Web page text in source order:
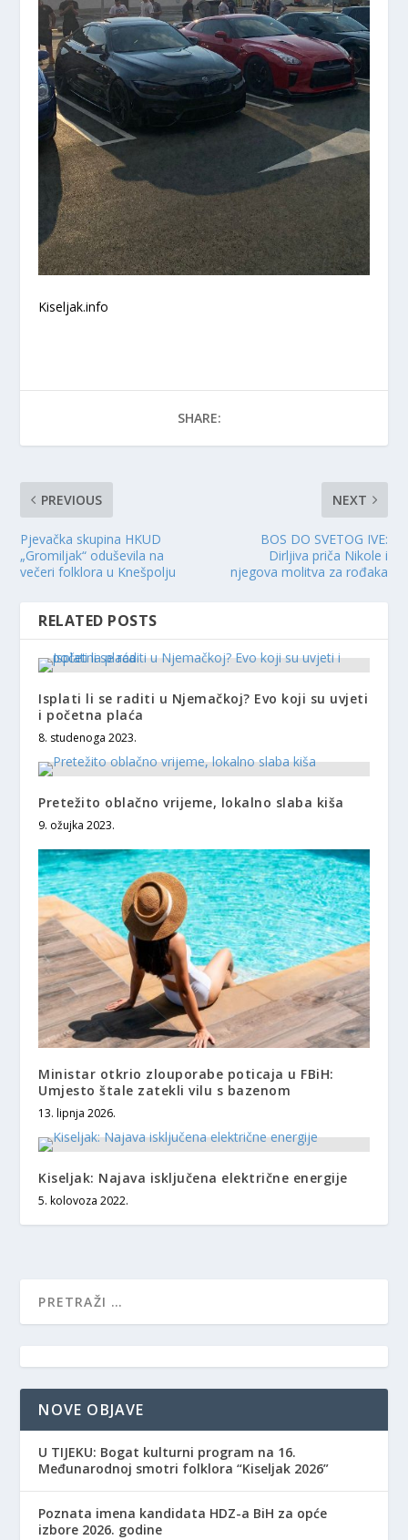
Kiseljak.info
SHARE:
PREVIOUS
Pjevačka skupina HKUD
„Gromiljak“ oduševila na
večeri folklora u Knešpolju
NEXT
BOS DO SVETOG IVE:
Dirljiva priča Nikole i
njegova molitva za rođaka
RELATED POSTS
Isplati li se raditi u Njemačkoj? Evo koji su uvjeti
i početna plaća
8. studenoga 2023.
Pretežito oblačno vrijeme, lokalno slaba kiša
9. ožujka 2023.
Ministar otkrio zlouporabe poticaja u FBiH:
Umjesto štale zatekli vilu s bazenom
13. lipnja 2026.
Kiseljak: Najava isključena električne energije
5. kolovoza 2022.
NOVE OBJAVE
​U TIJEKU: Bogat kulturni program na 16.
Međunarodnoj smotri folklora “Kiseljak 2026”
Poznata imena kandidata HDZ-a BiH za opće
izbore 2026. godine